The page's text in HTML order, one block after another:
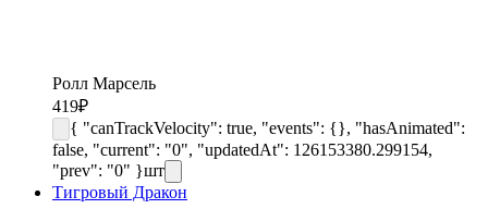
Ролл Марсель
419₽
{ "canTrackVelocity": true, "events": {}, "hasAnimated":
false, "current": "0", "updatedAt": 126153380.299154,
"prev": "0" }шт
Тигровый Дракон